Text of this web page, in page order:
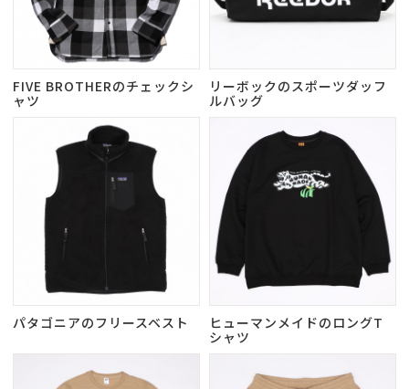
FIVE BROTHERのチェックシ
ャツ
リーボックのスポーツダッフ
ルバッグ
パタゴニアのフリースベスト
ヒューマンメイドのロングT
シャツ